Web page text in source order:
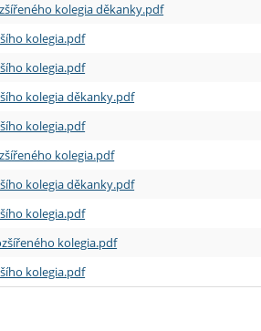
kolegia děkanky.pdf
kolegia.pdf
kolegia.pdf
kolegia děkanky.pdf
kolegia.pdf
kolegia.pdf
kolegia děkanky.pdf
kolegia.pdf
kolegia.pdf
kolegia.pdf